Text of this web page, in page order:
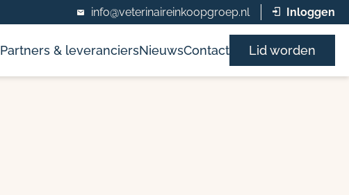
info@veterinaireinkoopgroep.nl Inloggen
Partners & leveranciersNieuwsContact Lid worden